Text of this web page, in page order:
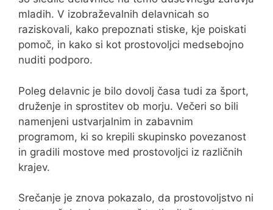
mladih. V izobraževalnih delavnicah so
raziskovali, kako prepoznati stiske, kje poiskati
pomoč, in kako si kot prostovoljci medsebojno
nuditi podporo.
Poleg delavnic je bilo dovolj časa tudi za šport,
druženje in sprostitev ob morju. Večeri so bili
namenjeni ustvarjalnim in zabavnim
programom, ki so krepili skupinsko povezanost
in gradili mostove med prostovoljci iz različnih
krajev.
Srečanje je znova pokazalo, da prostovoljstvo ni